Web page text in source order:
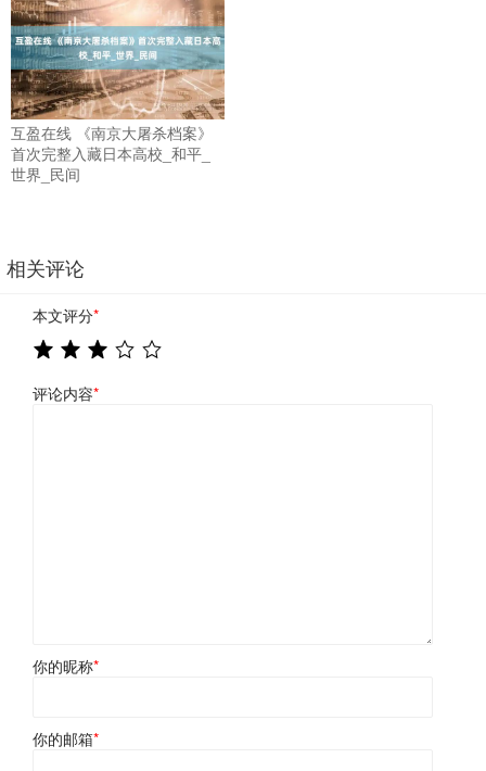
互盈在线 《南京大屠杀档案》
首次完整入藏日本高校_和平_
世界_民间
相关评论
本文评分*
评论内容*
你的昵称*
你的邮箱*